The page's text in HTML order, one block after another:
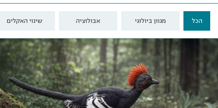
הכל מגוון ביולוגי אבולוציה שינוי האקלים